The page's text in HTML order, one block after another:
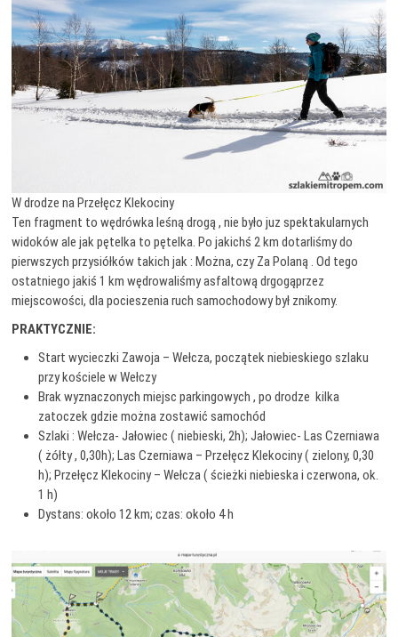
W drodze na Przełęcz Klekociny
Ten fragment to wędrówka leśną drogą , nie było juz spektakularnych
widoków ale jak pętelka to pętelka. Po jakichś 2 km dotarliśmy do
pierwszych przysiółków takich jak : Można, czy Za Polaną . Od tego
ostatniego jakiś 1 km wędrowaliśmy asfaltową drgogąprzez
miejscowości, dla pocieszenia ruch samochodowy był znikomy.
PRAKTYCZNIE:
Start wycieczki Zawoja – Wełcza, początek niebieskiego szlaku
przy kościele w Wełczy
Brak wyznaczonych miejsc parkingowych , po drodze kilka
zatoczek gdzie można zostawić samochód
Szlaki : Wełcza- Jałowiec ( niebieski, 2h); Jałowiec- Las Czerniawa
( żółty , 0,30h); Las Czerniawa – Przełęcz Klekociny ( zielony, 0,30
h); Przełęcz Klekociny – Wełcza ( ścieżki niebieska i czerwona, ok.
1 h)
Dystans: około 12 km; czas: około 4 h